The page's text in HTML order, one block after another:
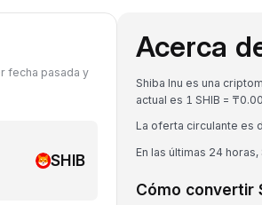
fecha pasada y
SHIB
Acerca
Shiba Inu es una
actual es 1 SHIB =
La oferta circulante es
En las últimas 24
Cómo convertir